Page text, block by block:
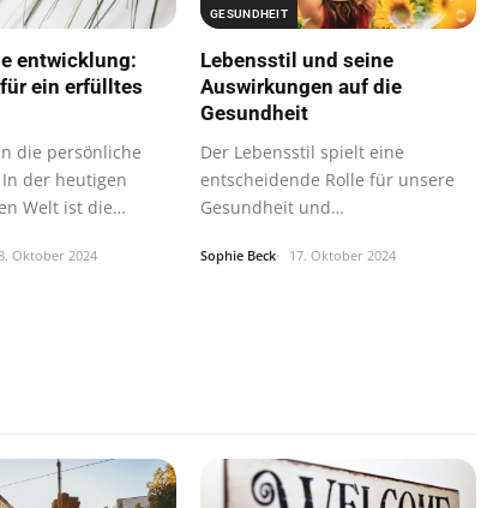
entwicklung:
ein erfülltes
die persönliche
der heutigen
Welt ist die
Oktober 2024
GESUNDHEIT
Lebensstil und seine
Auswirkungen auf die
Gesundheit
Der Lebensstil spielt eine
entscheidende Rolle für unsere
Gesundheit und
Sophie Beck 17. Oktober 2024